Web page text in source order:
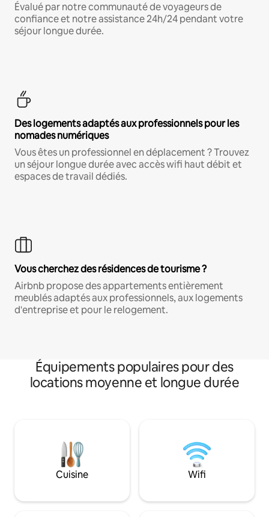
Évalué par notre communauté de voyageurs de
confiance et notre assistance 24h/24 pendant votre
séjour longue durée.
Des logements adaptés aux professionnels pour les
nomades numériques
Vous êtes un professionnel en déplacement ? Trouvez
un séjour longue durée avec accès wifi haut débit et
espaces de travail dédiés.
Vous cherchez des résidences de tourisme ?
Airbnb propose des appartements entièrement
meublés adaptés aux professionnels, aux logements
d'entreprise et pour le relogement.
Équipements populaires pour des
locations moyenne et longue durée
Cuisine Wifi